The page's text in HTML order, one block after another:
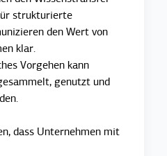
strukturierte
den Wert von
klar.
Vorgehen kann
genutzt und
dass Unternehmen mit